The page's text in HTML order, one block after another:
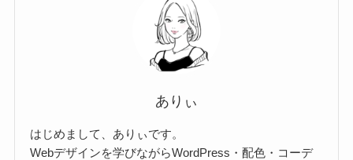
ありぃ
はじめまして、ありぃです。
Webデザインを学びながらWordPress・配色・コーデ